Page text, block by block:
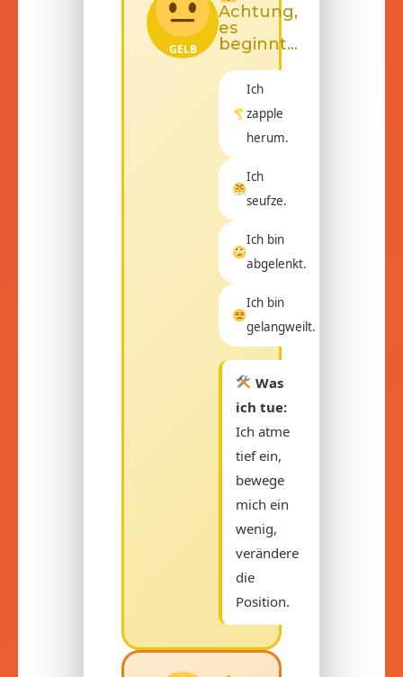
GELB
Achtung,
es
beginnt...
Ich
zapple
herum.
Ich
seufze.
Ich bin
abgelenkt.
Ich bin
gelangweilt.
Was
ich tue:
Ich atme
tief ein,
bewege
mich ein
wenig,
verändere
die
Position.